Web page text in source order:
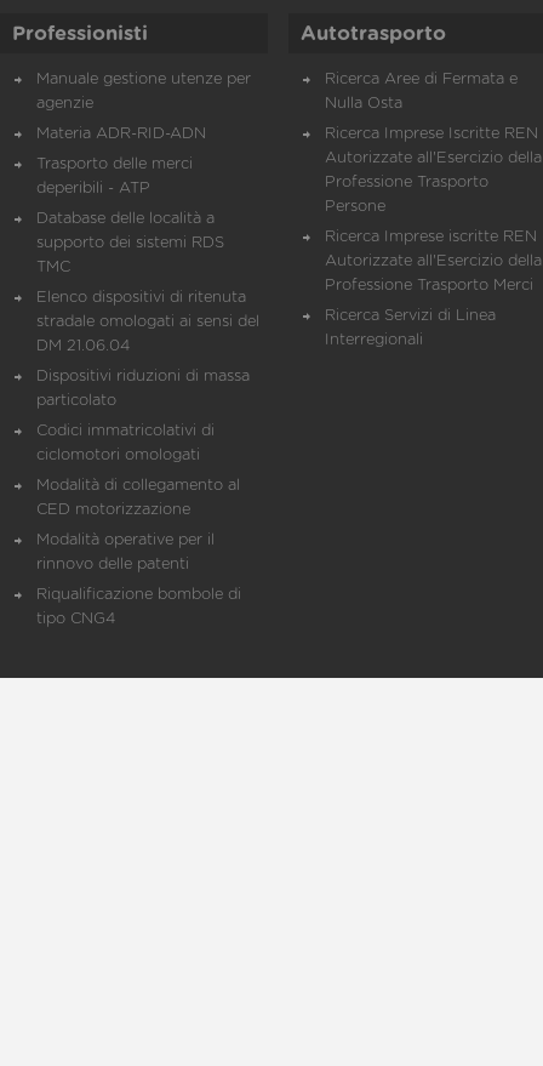
Professionisti
Manuale gestione utenze per
agenzie
Materia ADR-RID-ADN
Trasporto delle merci
deperibili - ATP
Database delle località a
supporto dei sistemi RDS
TMC
Elenco dispositivi di ritenuta
stradale omologati ai sensi del
DM 21.06.04
Dispositivi riduzioni di massa
particolato
Codici immatricolativi di
ciclomotori omologati
Modalità di collegamento al
CED motorizzazione
Modalità operative per il
rinnovo delle patenti
Riqualificazione bombole di
tipo CNG4
Autotrasporto
Ricerca Aree di Fermata e
Nulla Osta
Ricerca Imprese Iscritte REN
Autorizzate all'Esercizio della
Professione Trasporto
Persone
Ricerca Imprese iscritte REN
Autorizzate all'Esercizio della
Professione Trasporto Merci
Ricerca Servizi di Linea
Interregionali